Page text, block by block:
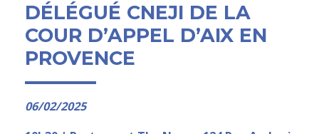
DÉLÉGUÉ CNEJI DE LA
COUR D’APPEL D’AIX EN
PROVENCE
06/02/2025